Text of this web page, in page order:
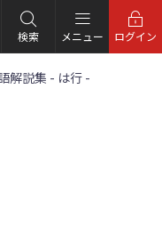
検索 メニュー ログイン
解説集 - は行 -